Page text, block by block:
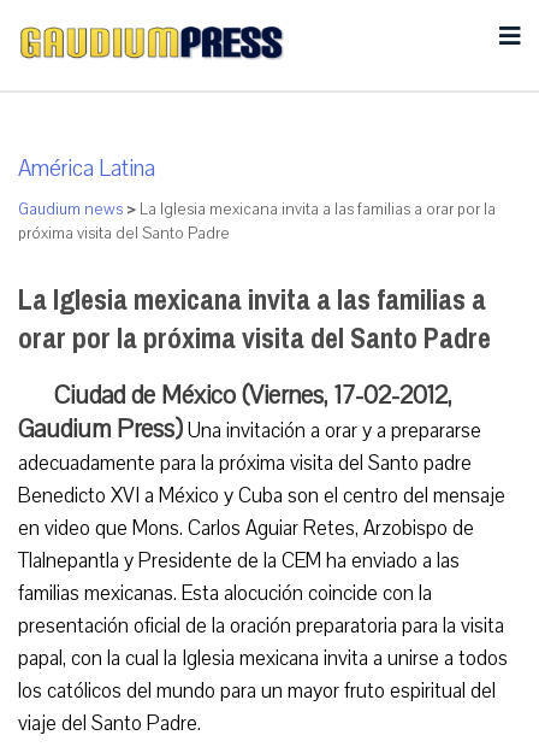
América Latina
Gaudium news > La Iglesia mexicana invita a las familias a orar por la
próxima visita del Santo Padre
La Iglesia mexicana invita a las familias a
orar por la próxima visita del Santo Padre
Ciudad de México (Viernes, 17-02-2012,
Gaudium Press)Una invitación a orar y a prepararse
adecuadamente para la próxima visita del Santo padre
Benedicto XVI a México y Cuba son el centro del mensaje
en video que Mons. Carlos Aguiar Retes, Arzobispo de
Tlalnepantla y Presidente de la CEM ha enviado a las
familias mexicanas. Esta alocución coincide con la
presentación oficial de la oración preparatoria para la visita
papal, con la cual la Iglesia mexicana invita a unirse a todos
los católicos del mundo para un mayor fruto espiritual del
viaje del Santo Padre.